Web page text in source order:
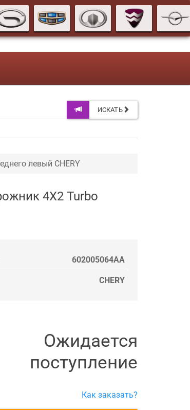
ИСКАТЬ
левый CHERY
4X2 Turbo
602005064AA
CHERY
Ожидается
поступление
Как заказать?